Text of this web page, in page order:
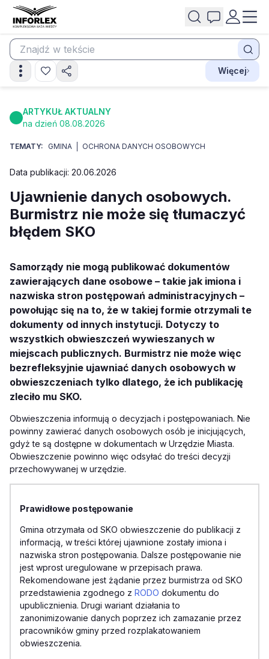
Więcej
ARTYKUŁ AKTUALNY
na dzień 08.08.2026
TEMATY: GMINA OCHRONA DANYCH OSOBOWYCH
Data publikacji: 20.06.2026
Ujawnienie danych osobowych.
Burmistrz nie może się tłumaczyć
błędem SKO
Samorządy nie mogą publikować dokumentów
zawierających dane osobowe – takie jak imiona i
nazwiska stron postępowań administracyjnych –
powołując się na to, że w takiej formie otrzymali te
dokumenty od innych instytucji. Dotyczy to
wszystkich obwieszczeń wywieszanych w
miejscach publicznych. Burmistrz nie może więc
bezrefleksyjnie ujawniać danych osobowych w
obwieszczeniach tylko dlatego, że ich publikację
zleciło mu SKO.
Obwieszczenia informują o decyzjach i postępowaniach. Nie
powinny zawierać danych osobowych osób je inicjujących,
gdyż te są dostępne w dokumentach w Urzędzie Miasta.
Obwieszczenie powinno więc odsyłać do treści decyzji
przechowywanej w urzędzie.
Prawidłowe postępowanie
Gmina otrzymała od SKO obwieszczenie do publikacji z
informacją, w treści której ujawnione zostały imiona i
nazwiska stron postępowania. Dalsze postępowanie nie
jest wprost uregulowane w przepisach prawa.
Rekomendowane jest żądanie przez burmistrza od SKO
przedstawienia zgodnego z RODO dokumentu do
upublicznienia. Drugi wariant działania to
zanonimizowanie danych poprzez ich zamazanie przez
pracowników gminy przed rozplakatowaniem
obwieszczenia.